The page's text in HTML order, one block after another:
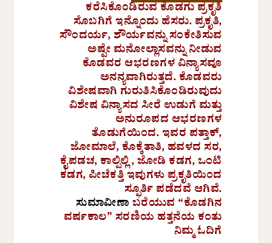
ಕರೆಸಿಕೊಂಡಿರುವ ಕೊಡಗು ಪ್ರಕೃತಿ
ಸೊಬಗಿಗೆ ಇನ್ನೊಂದು ಹೆಸರು. ಪ್ರಕೃತಿ,
ಸೌಂದರ್ಯ, ಶೌರ್ಯವನ್ನು ಸಂಕೇತಿಸುವ
ಅಷ್ಟೇ ಮನೋಲ್ಲಾಸವನ್ನು ನೀಡುವ
ಕೊಡವರ ಆಭರಣಗಳ ವಿನ್ಯಾಸವೂ
ಅನನ್ಯವಾಗಿರುತ್ತದೆ. ಕೊಡವರು
ವಿಶೇಷವಾಗಿ ಗುರುತಿಸಿಕೊಂಡಿರುವುದು
ವಿಶೇಷ ವಿನ್ಯಾಸದ ಸೀರೆ ಉಡುಗೆ ಮತ್ತು
ಅನುರೂಪದ ಆಭರಣಗಳ
ತೊಡುಗೆಯಿಂದ. ಇವರ ಪತ್ತಾಕ್,
ಜೋಮಾಲೆ, ಕೊಕ್ಕೆತಾತಿ, ಹವಳದ ಸರ,
ಕೈಪಡಚ, ಕಾಲ್ಪಿಲ್ಲಿ, ಜೋಡಿ ಕಡಗ, ಒಂಟಿ
ಕಡಗ, ಪೀಚೆಕತ್ತಿ ಇವುಗಳು ಪ್ರಕೃತಿಯಿಂದ
ಸ್ಫೂರ್ತಿ ಪಡೆದವೆ ಆಗಿವೆ.
ಸುಮಾವೀಣಾ ಬರೆಯುವ “ಕೊಡಗಿನ
ವರ್ಷಕಾಲ” ಸರಣಿಯ ಹತ್ತನೆಯ ಕಂತು
ನಿಮ್ಮ ಓದಿಗೆ